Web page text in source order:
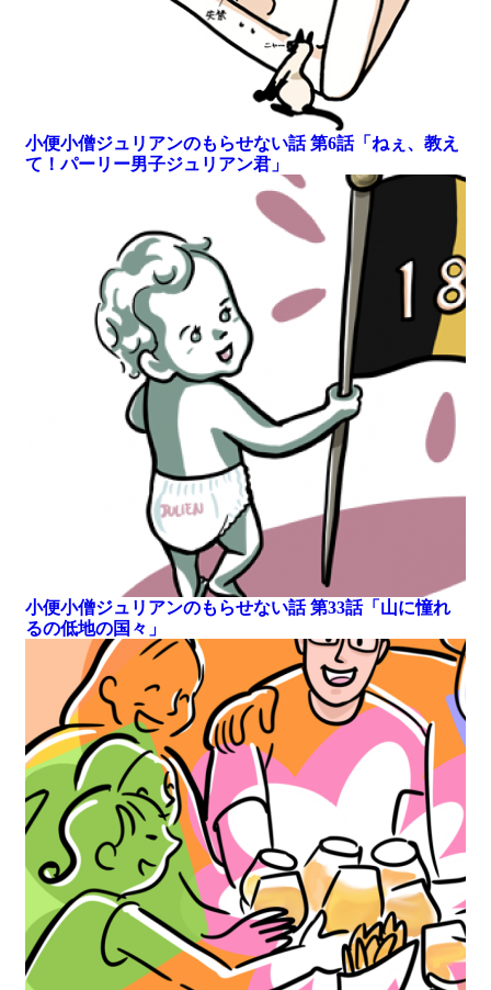
小便小僧ジュリアンのもらせない話 第6話「ねぇ、教え
て！パーリー男子ジュリアン君」
小便小僧ジュリアンのもらせない話 第33話「山に憧れ
るの低地の国々」